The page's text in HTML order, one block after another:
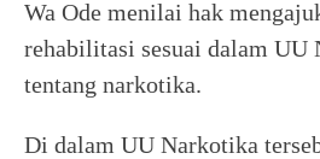
Wa Ode menilai hak
rehabilitasi sesuai dalam UU
tentang narkotika.
Di dalam UU Narkotika